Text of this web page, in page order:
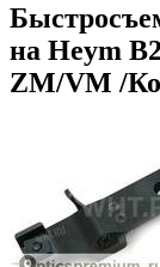
на Heym
ZM/VM /